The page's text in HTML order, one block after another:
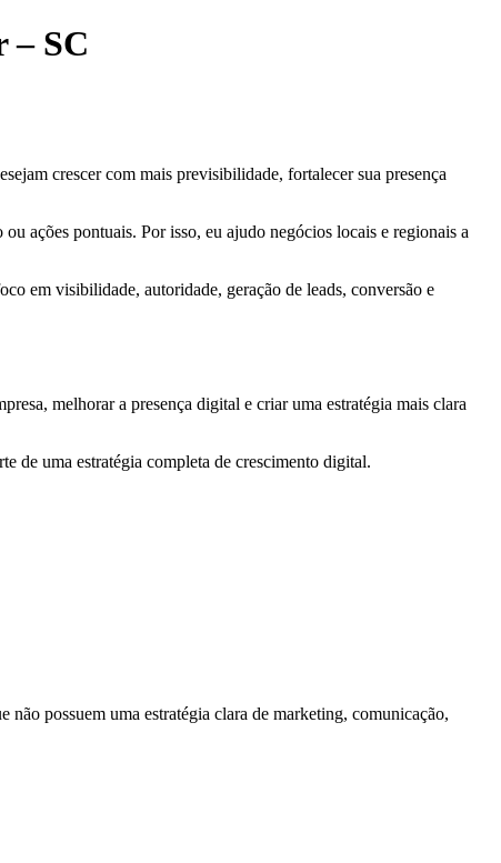
– SC
crescer com mais previsibilidade, fortalecer sua presença
ações pontuais. Por isso, eu ajudo negócios locais e regionais a
em visibilidade, autoridade, geração de leads, conversão e
melhorar a presença digital e criar uma estratégia mais clara
de uma estratégia completa de crescimento digital.
possuem uma estratégia clara de marketing, comunicação,